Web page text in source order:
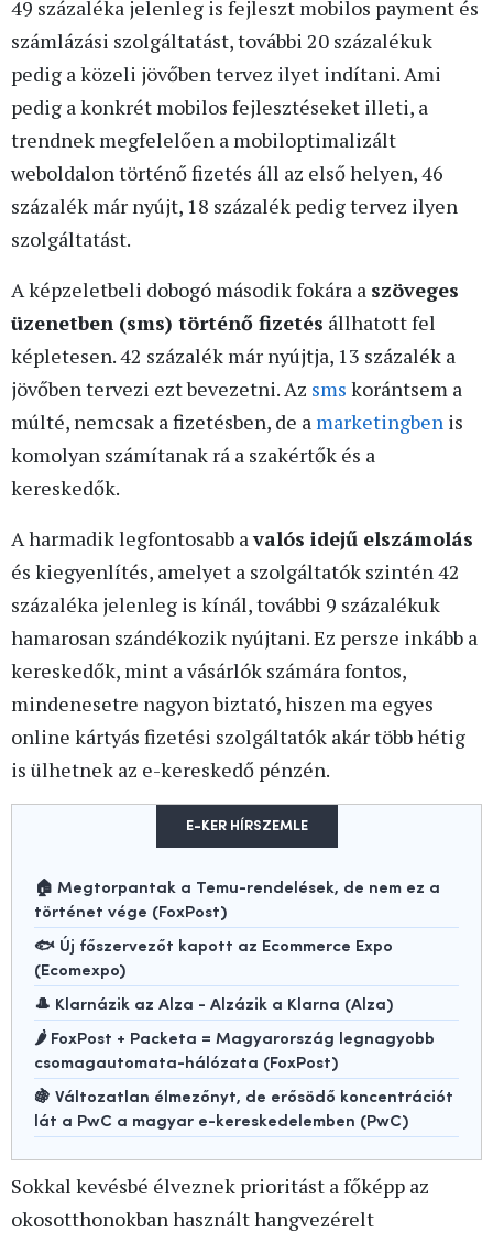
49 százaléka jelenleg is fejleszt mobilos payment és
számlázási szolgáltatást, további 20 százalékuk
pedig a közeli jövőben tervez ilyet indítani. Ami
pedig a konkrét mobilos fejlesztéseket illeti, a
trendnek megfelelően a mobiloptimalizált
weboldalon történő fizetés áll az első helyen, 46
százalék már nyújt, 18 százalék pedig tervez ilyen
szolgáltatást.
A képzeletbeli dobogó második fokára a szöveges
üzenetben (sms) történő fizetés állhatott fel
képletesen. 42 százalék már nyújtja, 13 százalék a
jövőben tervezi ezt bevezetni. Az sms korántsem a
múlté, nemcsak a fizetésben, de a marketingben is
komolyan számítanak rá a szakértők és a
kereskedők.
A harmadik legfontosabb avalós idejű elszámolás
és kiegyenlítés, amelyet a szolgáltatók szintén 42
százaléka jelenleg is kínál, további 9 százalékuk
hamarosan szándékozik nyújtani. Ez persze inkább a
kereskedők, mint a vásárlók számára fontos,
mindenesetre nagyon biztató, hiszen ma egyes
online kártyás fizetési szolgáltatók akár több hétig
is ülhetnek az e-kereskedő pénzén.
E-KER HÍRSZEMLE
🏠 Megtorpantak a Temu-rendelések, de nem ez a
történet vége (FoxPost)
🐟 Új főszervezőt kapott az Ecommerce Expo
(Ecomexpo)
🎩 Klarnázik az Alza - Alzázik a Klarna (Alza)
🌶️ FoxPost + Packeta = Magyarország legnagyobb
csomagautomata-hálózata (FoxPost)
🍇 Változatlan élmezőnyt, de erősödő koncentrációt
lát a PwC a magyar e-kereskedelemben (PwC)
Sokkal kevésbé élveznek prioritást a főképp az
okosotthonokban használt hangvezérelt